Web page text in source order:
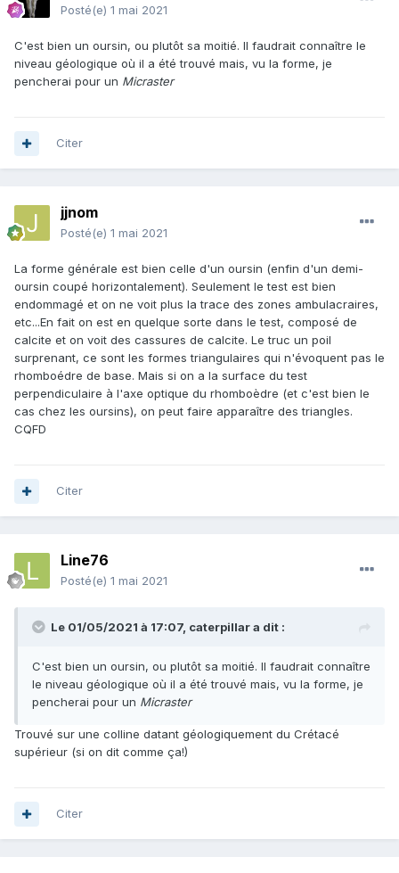
Posté(e) 1 mai 2021
C'est bien un oursin, ou plutôt sa moitié. Il faudrait connaître le
niveau géologique où il a été trouvé mais, vu la forme, je
pencherai pour un Micraster
Citer
jjnom
Posté(e) 1 mai 2021
La forme générale est bien celle d'un oursin (enfin d'un demi-
oursin coupé horizontalement). Seulement le test est bien
endommagé et on ne voit plus la trace des zones ambulacraires,
etc...En fait on est en quelque sorte dans le test, composé de
calcite et on voit des cassures de calcite. Le truc un poil
surprenant, ce sont les formes triangulaires qui n'évoquent pas le
rhomboédre de base. Mais si on a la surface du test
perpendiculaire à l'axe optique du rhomboèdre (et c'est bien le
cas chez les oursins), on peut faire apparaître des triangles.
CQFD
Citer
Line76
Posté(e) 1 mai 2021
Le 01/05/2021 à 17:07, caterpillara dit :
C'est bien un oursin, ou plutôt sa moitié. Il faudrait connaître
le niveau géologique où il a été trouvé mais, vu la forme, je
pencherai pour un Micraster
Trouvé sur une colline datant géologiquement du Crétacé
supérieur (si on dit comme ça!)
Citer